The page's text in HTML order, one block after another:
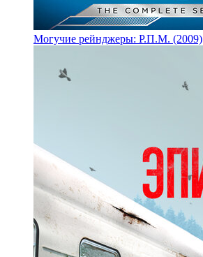
Могучие рейнджеры: Р.П.М. (2009)